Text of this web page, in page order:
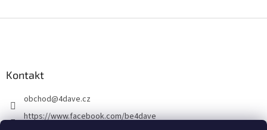
Kontakt
obchod@4dave.cz
https://www.facebook.com/be4dave